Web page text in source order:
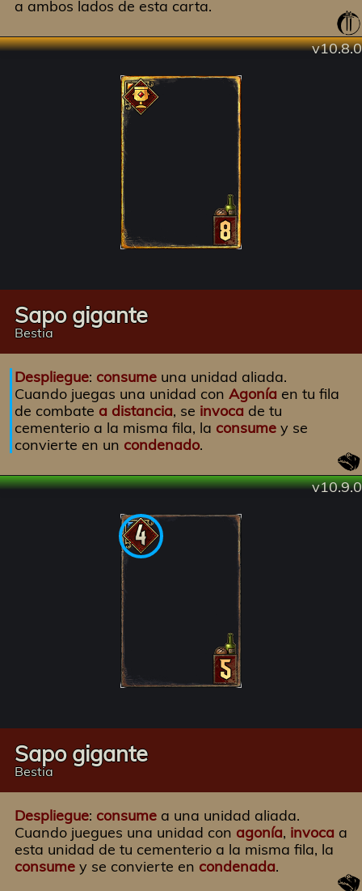
a ambos lados de esta carta.
v10.8.0
Sapo gigante
Bestia
Despliegue: consume una unidad aliada.
Cuando juegas una unidad con Agonía en tu fila
de combate a distancia, se invoca de tu
cementerio a la misma fila, la consume y se
convierte en un condenado.
v10.9.0
Sapo gigante
Bestia
Despliegue: consume a una unidad aliada.
Cuando juegues una unidad con agonía, invoca a
esta unidad de tu cementerio a la misma fila, la
consume y se convierte en condenada.